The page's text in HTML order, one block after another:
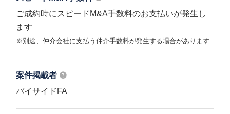
ご成約時にスピードM&A手数料のお支払いが発生し
ます
※別途、仲介会社に支払う仲介手数料が発生する場合があります
案件掲載者
バイサイドFA